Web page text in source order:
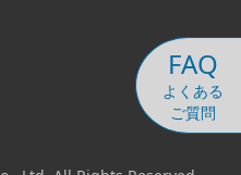
FAQ
よくある
ご質問